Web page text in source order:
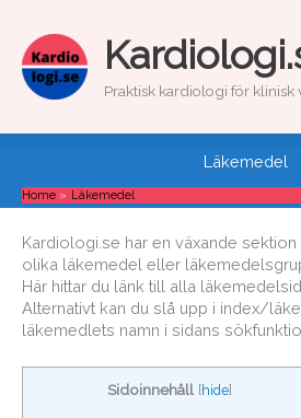
content
Praktisk kardiologi för klinisk
Läkemedel
Home Läkemedel
Kardiologi.se har en växande
olika läkemedel eller
Här hittar du länk till alla
Alternativt kan du slå upp i index/
läkemedlets namn i sidans
Sidoinnehåll [hide]